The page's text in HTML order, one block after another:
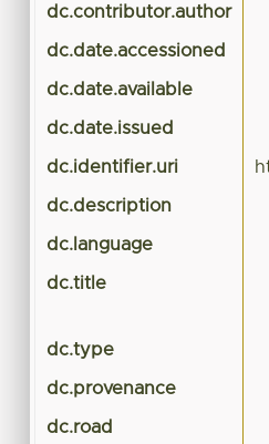
dc.contributor.author
dc.date.accessioned
dc.date.available
dc.date.issued
dc.identifier.uri
dc.description
dc.language
dc.title
dc.type
dc.provenance
dc.road